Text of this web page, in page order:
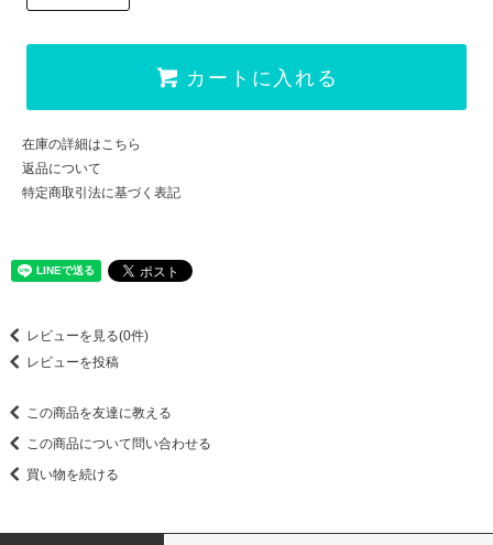
カートに入れる
在庫の詳細はこちら
返品について
特定商取引法に基づく表記
レビューを見る(0件)
レビューを投稿
この商品を友達に教える
この商品について問い合わせる
買い物を続ける